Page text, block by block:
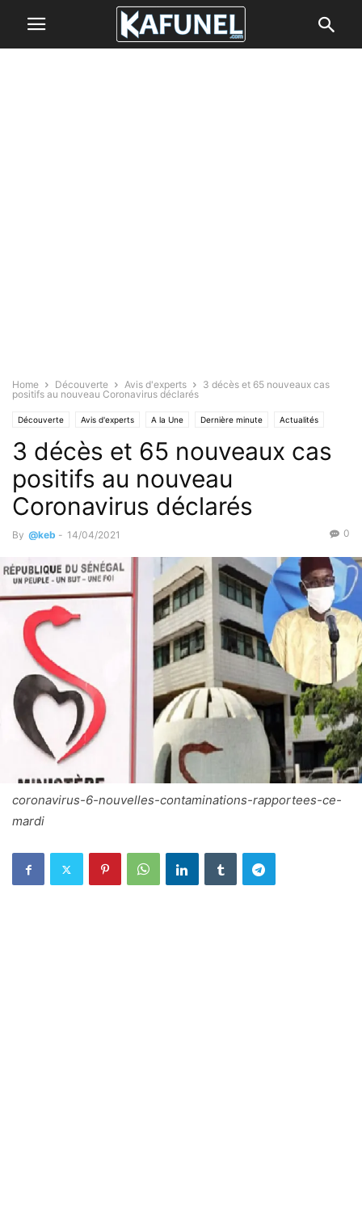
Home Découverte Avis d'experts
3 décès et 65 nouveaux cas
positifs au nouveau Coronavirus déclarés
Découverte Avis d'experts A la Une Dernière minute Actualités
Santé & Forme
3 décès et 65 nouveaux cas
positifs au nouveau
Coronavirus déclarés
By @keb - 14/04/2021 0
coronavirus-6-nouvelles-contaminations-rapportees-ce-
mardi